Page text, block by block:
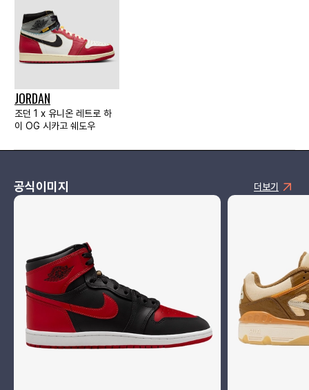
JORDAN
조던 1 x 유니온 레트로 하
이 OG 시카고 쉐도우
공식이미지 더보기